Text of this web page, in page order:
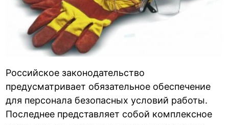
Российское законодательство
предусматривает обязательное обеспечение
для персонала безопасных условий работы.
Последнее представляет собой комплексное